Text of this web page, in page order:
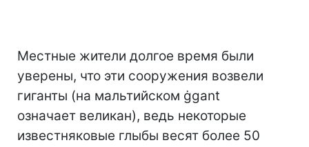
Местные жители долгое время были
уверены, что эти сооружения возвели
гиганты (на мальтийском ġgant
означает великан), ведь некоторые
известняковые глыбы весят более 50